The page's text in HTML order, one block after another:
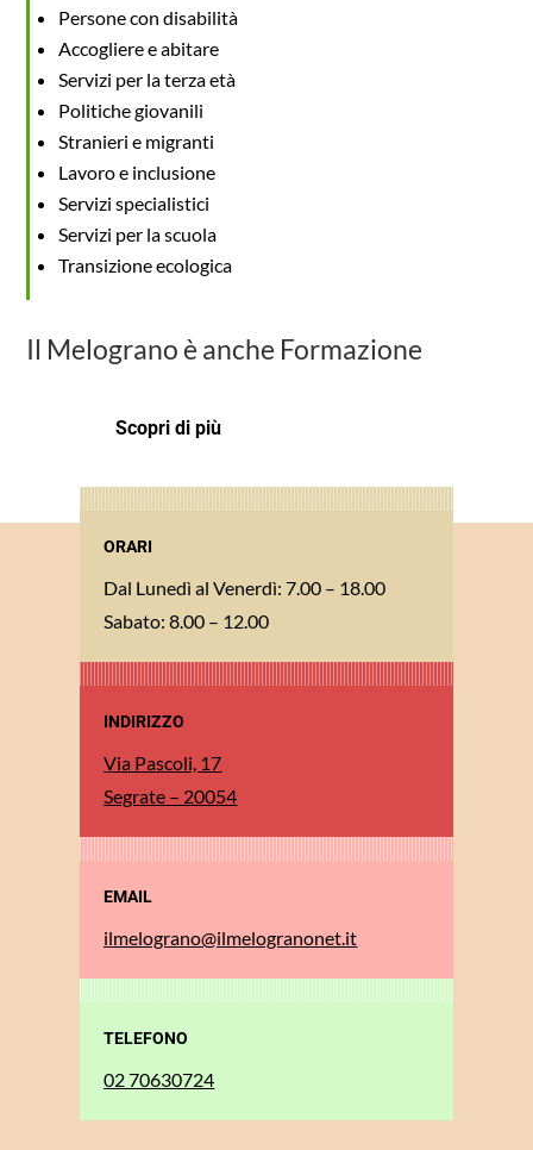
Persone con disabilità
Accogliere e abitare
Servizi per la terza età
Politiche giovanili
Stranieri e migranti
Lavoro e inclusione
Servizi specialistici
Servizi per la scuola
Transizione ecologica
Il Melograno è anche Formazione
Scopri di più
ORARI
Dal Lunedì al Venerdì: 7.00 – 18.00
Sabato: 8.00 – 12.00
INDIRIZZO
Via Pascoli, 17
Segrate – 20054
EMAIL
ilmelograno@ilmelogranonet.it
TELEFONO
02 70630724